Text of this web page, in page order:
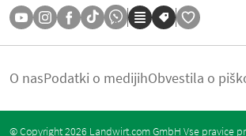
O nasPodatki o medijihObvestila o
© Copyright 2026 Landwirt.com GmbH Vse pravice